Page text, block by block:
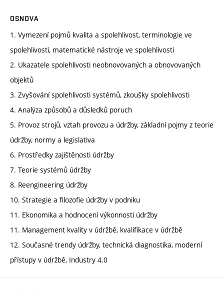
OSNOVA
1. Vymezení pojmů kvalita a spolehlivost, terminologie ve
spolehlivosti, matematické nástroje ve spolehlivosti
2. Ukazatele spolehlivosti neobnovovaných a obnovovaných
objektů
3. Zvyšování spolehlivosti systémů, zkoušky spolehlivosti
4. Analýza způsobů a důsledků poruch
5. Provoz strojů, vztah provozu a údržby, základní pojmy z teorie
údržby, normy a legislativa
6. Prostředky zajištěnosti údržby
7. Teorie systémů údržby
8. Reengineering údržby
10. Strategie a filozofie údržby v podniku
11. Ekonomika a hodnocení výkonnosti údržby
11. Management kvality v údržbě, kvalifikace v údržbě
12. Současné trendy údržby, technická diagnostika, moderní
přístupy v údržbě, Industry 4.0